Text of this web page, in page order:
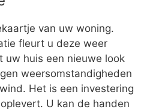
van uw woning.
fleurt u deze weer
uw huis een nieuwe look
weersomstandigheden
Het is een investering
U kan de handen